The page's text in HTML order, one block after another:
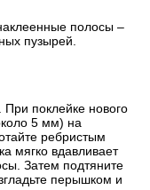
полосы –
пузырей.
поклейке нового
5 мм) на
ребристым
мягко вдавливает
Затем подтяните
перышком и